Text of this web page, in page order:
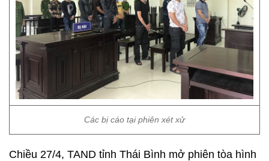
Các bị cáo tại phiên xét xử
Chiều 27/4, TAND tỉnh Thái Bình mở phiên tòa hình